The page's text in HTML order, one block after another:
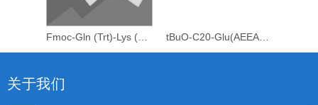
关于我们